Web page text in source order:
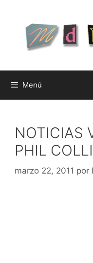
contenido
Menú
NOTICIAS
PHIL
marzo 22, 2011 por